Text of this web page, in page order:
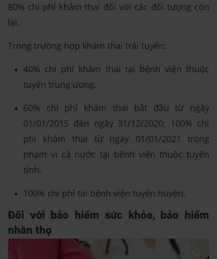
80% chi phí khám thai đối với các đối tượng còn
lại.
Trong trường hợp khám thai trái tuyến:
40% chi phí khám thai tại bệnh viện thuộc
tuyến trung ương.
60% chi phí khám thai bắt đầu từ ngày
01/01/2015 đến ngày 31/12/2020; 100% chi
phí khám thai từ ngày 01/01/2021 trong
phạm vi cả nước tại bệnh viện thuộc tuyến
tỉnh.
100% chi phí tại bệnh viện tuyến huyện.
Đối với bảo hiểm sức khỏe, bảo hiểm
nhân thọ